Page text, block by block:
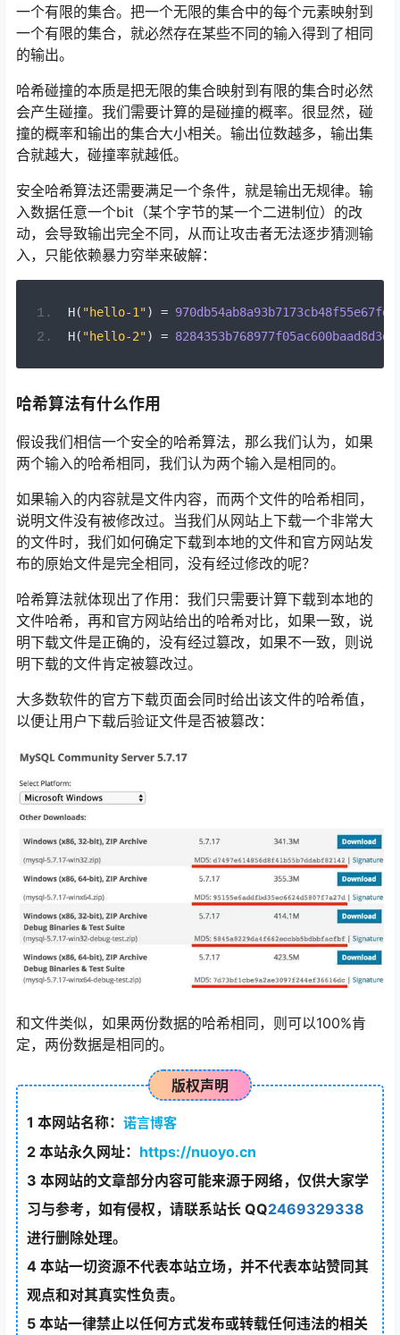
一个有限的集合。把一个无限的集合中的每个元素映射到
一个有限的集合，就必然存在某些不同的输入得到了相同
的输出。
哈希碰撞的本质是把无限的集合映射到有限的集合时必然
会产生碰撞。我们需要计算的是碰撞的概率。很显然，碰
撞的概率和输出的集合大小相关。输出位数越多，输出集
合就越大，碰撞率就越低。
安全哈希算法还需要满足一个条件，就是输出无规律。输
入数据任意一个bit（某个字节的某一个二进制位）的改
动，会导致输出完全不同，从而让攻击者无法逐步猜测输
入，只能依赖暴力穷举来破解：
H( "hello-1") =
H( "hello-2") =
哈希算法有什么作用
假设我们相信一个安全的哈希算法，那么我们认为，如果
两个输入的哈希相同，我们认为两个输入是相同的。
如果输入的内容就是文件内容，而两个文件的哈希相同，
说明文件没有被修改过。当我们从网站上下载一个非常大
的文件时，我们如何确定下载到本地的文件和官方网站发
布的原始文件是完全相同，没有经过修改的呢？
哈希算法就体现出了作用：我们只需要计算下载到本地的
文件哈希，再和官方网站给出的哈希对比，如果一致，说
明下载文件是正确的，没有经过篡改，如果不一致，则说
明下载的文件肯定被篡改过。
大多数软件的官方下载页面会同时给出该文件的哈希值，
以便让用户下载后验证文件是否被篡改：
和文件类似，如果两份数据的哈希相同，则可以100%肯
定，两份数据是相同的。
版权声明
1 本网站名称： 诺言博客
2本站永久网址： https://nuoyo.cn
3 本网站的文章部分内容可能来源于网络，仅供大家学
习与参考，如有侵权，请联系站长 QQ2469329338
进行删除处理。
4本站一切资源不代表本站立场，并不代表本站赞同其
观点和对其真实性负责。
5本站一律禁止以任何方式发布或转载任何违法的相关